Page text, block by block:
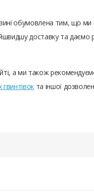
обумовлена ​​тим, що
доставку та
а ми також
та іншої